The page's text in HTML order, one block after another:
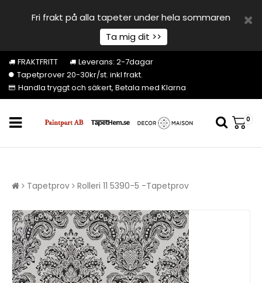
Fri frakt på alla tapeter under hela sommaren
Ta mig dit >>
FRAKTFRITT
Leverans: 2-7dagar
Tapetprover 20-30kr/st. inkl frakt.
Handla tryggt och säkert, Betala med Klarna
0
Tapetprov Rolleri 11 5390-5 -Tapetprov